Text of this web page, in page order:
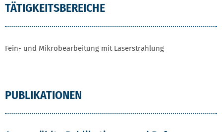
TÄTIGKEITSBEREICHE
Fein- und Mikrobearbeitung mit Laserstrahlung
PUBLIKATIONEN